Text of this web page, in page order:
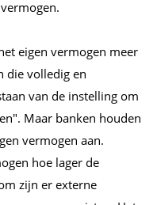
eigen vermogen meer
die volledig en
van de instelling om
Maar banken houden
vermogen aan.
hoe lager de
zijn er externe